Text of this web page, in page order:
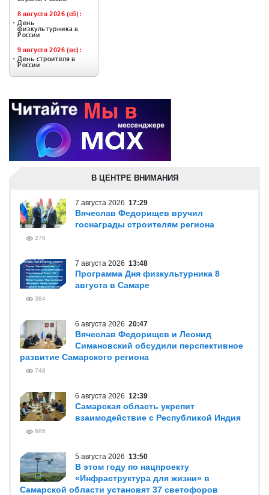
В ЦЕНТРЕ ВНИМАНИЯ
7 августа 2026 17:29
Вячеслав Федорищев вручил
госнаграды строителям региона
276
7 августа 2026 13:48
Программа Дня физкультурника 8
августа в Самаре
384
6 августа 2026 20:47
Вячеслав Федорищев и Леонид
Симановский обсудили перспективное
развитие Самарского региона
748
6 августа 2026 12:39
Самарская область укрепит
взаимодействие с Республикой Индия
686
5 августа 2026 13:50
В этом году по нацпроекту
«Инфраструктура для жизни» в
Самарской области установят 37 светофоров